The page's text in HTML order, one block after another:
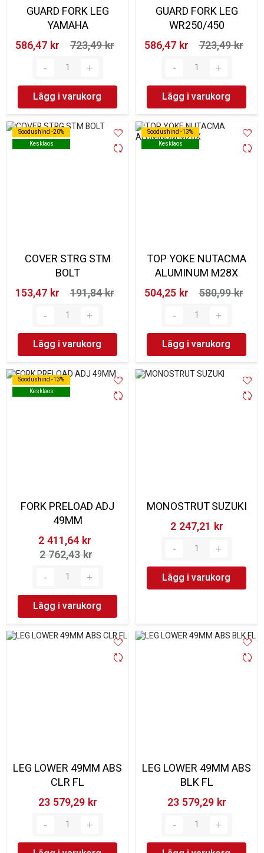
GUARD FORK LEG
YAMAHA
586,47 kr‎
723,49 kr‎
Lägg i varukorg
GUARD FORK LEG
WR250/450
586,47 kr‎
723,49 kr‎
Lägg i varukorg
Soodushind -20%
Kesklaos
Soodushind -20%
Kesklaos
COVER STRG STM
BOLT
153,47 kr‎
191,84 kr‎
Lägg i varukorg
Soodushind -13%
Kesklaos
Soodushind -13%
Kesklaos
TOP YOKE NUTACMA
ALUMINUM M28X
504,25 kr‎
580,99 kr‎
Lägg i varukorg
Soodushind -13%
Kesklaos
Soodushind -13%
Kesklaos
FORK PRELOAD ADJ
49MM
2 411,64 kr‎
2 762,43 kr‎
Lägg i varukorg
MONOSTRUT SUZUKI
2 247,21 kr‎
Lägg i varukorg
LEG LOWER 49MM ABS
CLR FL
23 579,29 kr‎
LEG LOWER 49MM ABS
BLK FL
23 579,29 kr‎